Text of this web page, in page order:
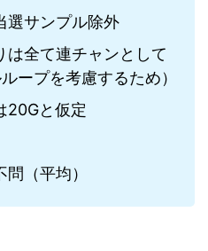
選サンプル除外
は全て連チャンとして
ープを考慮するため）
20Gと仮定
（平均）